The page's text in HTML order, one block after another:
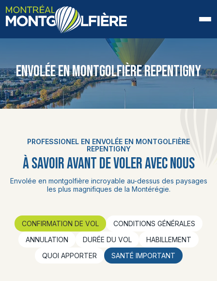
QUI SOMMES-NOUS
FAQ
PHOTOS ET VIDÉOS
ENVOLÉE EN MONTGOLFIÈRE REPENTIGNY
PROFESSIONEL EN ENVOLÉE EN MONTGOLFIÈRE
REPENTIGNY
À SAVOIR AVANT DE VOLER AVEC NOUS
Envolée en montgolfière incroyable au-dessus des paysages
les plus magnifiques de la Montérégie.
CONFIRMATION DE VOL
CONDITIONS GÉNÉRALES
ANNULATION
DURÉE DU VOL
HABILLEMENT
QUOI APPORTER
SANTÉ IMPORTANT